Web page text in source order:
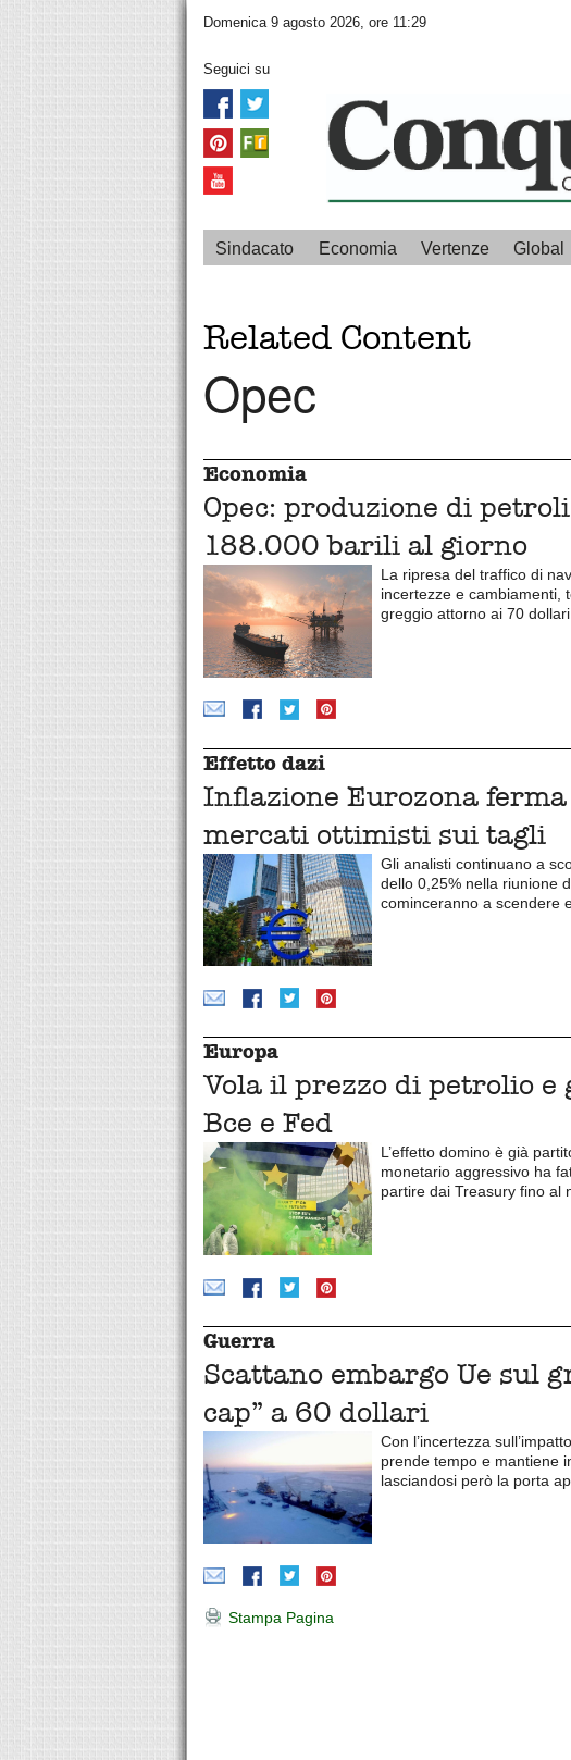
Domenica 9 agosto 2026, ore 11:29
Seguici su
Sindacato Economia Vertenze Global
Related Content
Opec
Economia
Opec: produzione di
188.000 barili al giorno
La ripresa del traffico di
incertezze e cambiamenti,
greggio attorno ai 70
Effetto dazi
Inflazione Eurozona ferma
mercati ottimisti sui tagli
Gli analisti continuano a
dello 0,25% nella riunione
cominceranno a scendere
Europa
Vola il prezzo di petrolio e
Bce e Fed
L’effetto domino è già
monetario aggressivo ha
partire dai Treasury fino al
Guerra
Scattano embargo Ue sul
cap” a 60 dollari
Con l’incertezza
prende tempo e mantiene
lasciandosi però la porta
Stampa Pagina